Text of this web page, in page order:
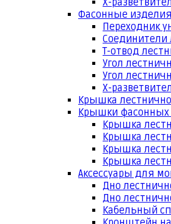
Х-
Фасонные изделия
Переходник
Соединители
Т-отвод
Угол
Угол
Х-
Крышка
Крышки фасонных
Крышка
Крышка
Крышка
Крышка
Аксессуары для
Дно
Дно
Кабельный